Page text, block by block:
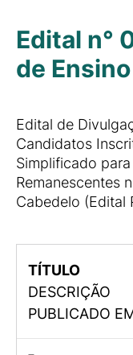
Edital n°
de Ensino
Edital de
Candidatos
Simplificado
Remanescentes
Cabedelo (Edital
TÍTULO
DESCRIÇÃO
PUBLICADO